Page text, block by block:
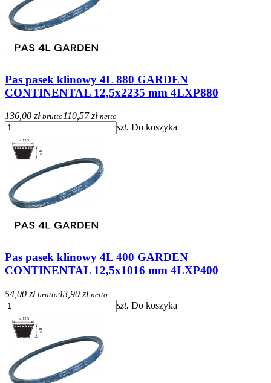
Pas pasek klinowy 4L 880 GARDEN
CONTINENTAL 12,5x2235 mm 4LXP880
136,00 zł brutto 110,57 zł netto
szt. Do koszyka
Pas pasek klinowy 4L 400 GARDEN
CONTINENTAL 12,5x1016 mm 4LXP400
54,00 zł brutto43,90 zł netto
szt. Do koszyka